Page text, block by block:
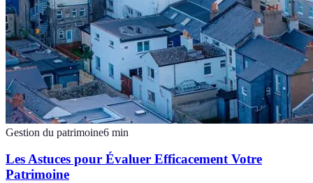
Gestion du patrimoine6 min
Les Astuces pour Évaluer Efficacement Votre
Patrimoine